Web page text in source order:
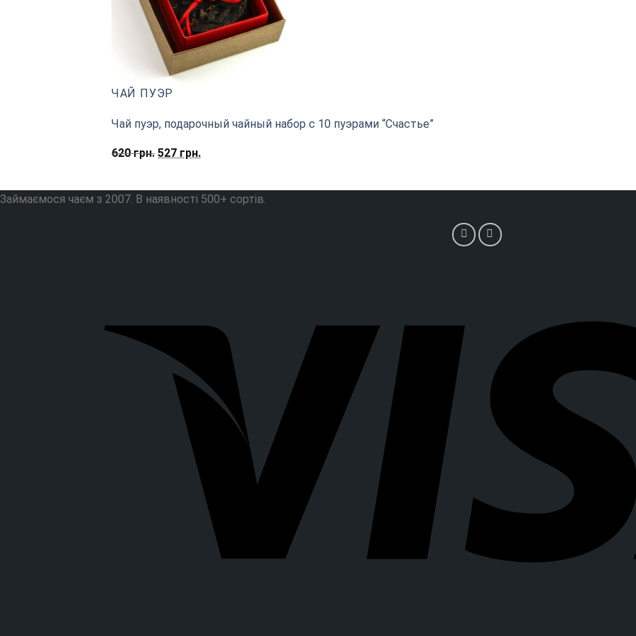
ЧАЙ ПУЭР
Чай пуэр, подарочный чайный набор с 10 пуэрами “Счастье”
620грн. Первоначальная
грн..
527грн.Текущая
Займаємося чаєм з 2007. В наявності 500+ сортів.